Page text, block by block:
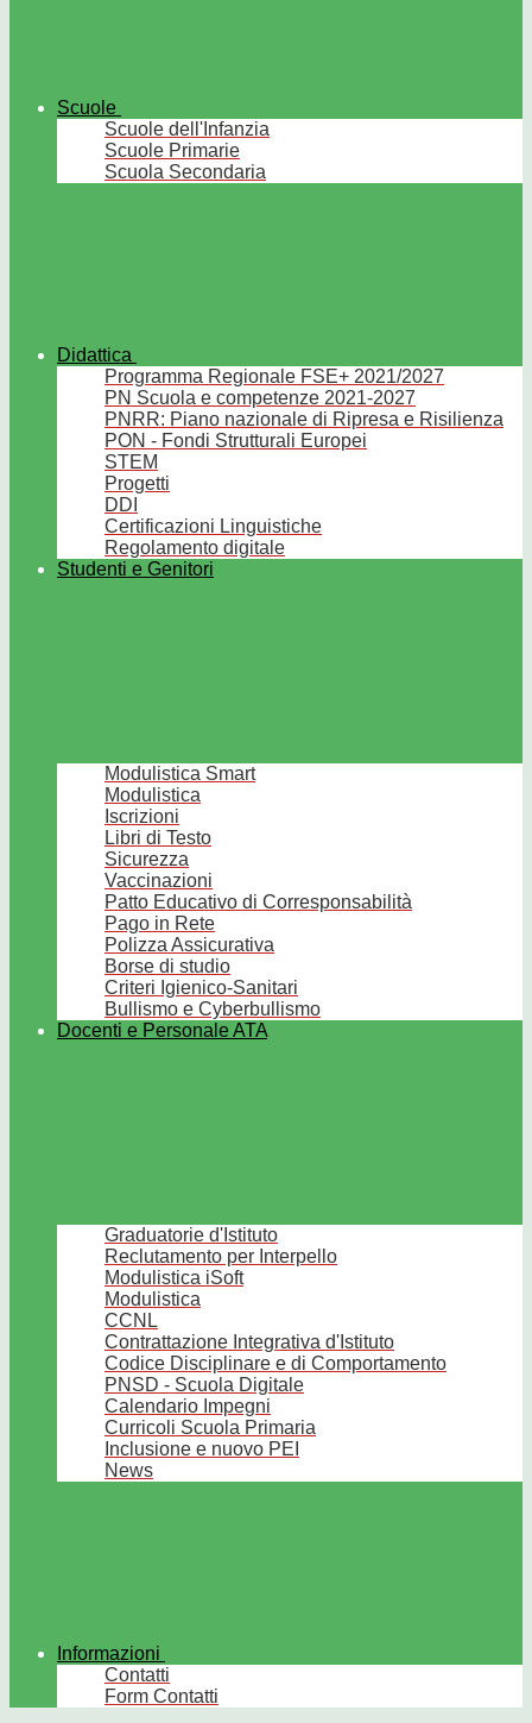
Scuole
Scuole dell'Infanzia
Scuole Primarie
Scuola Secondaria
Didattica
Programma Regionale FSE+ 2021/2027
PN Scuola e competenze 2021-2027
PNRR: Piano nazionale di Ripresa e Risilienza
PON - Fondi Strutturali Europei
STEM
Progetti
DDI
Certificazioni Linguistiche
Regolamento digitale
Studenti e Genitori
Modulistica Smart
Modulistica
Iscrizioni
Libri di Testo
Sicurezza
Vaccinazioni
Patto Educativo di Corresponsabilità
Pago in Rete
Polizza Assicurativa
Borse di studio
Criteri Igienico-Sanitari
Bullismo e Cyberbullismo
Docenti e Personale ATA
Graduatorie d'Istituto
Reclutamento per Interpello
Modulistica iSoft
Modulistica
CCNL
Contrattazione Integrativa d'Istituto
Codice Disciplinare e di Comportamento
PNSD - Scuola Digitale
Calendario Impegni
Curricoli Scuola Primaria
Inclusione e nuovo PEI
News
Informazioni
Contatti
Form Contatti